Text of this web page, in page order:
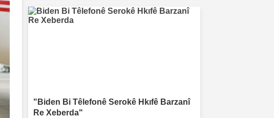
"Biden Bi Têlefonê Serokê Hkıfê Barzanî
Re Xeberda"